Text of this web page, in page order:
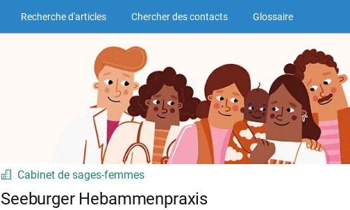
Recherche d'articles Chercher des contacts Glossaire
Cabinet de sages-femmes
Seeburger Hebammenpraxis